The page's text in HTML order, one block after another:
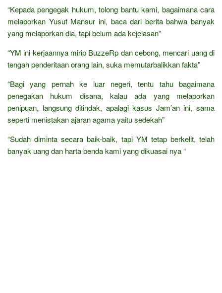
“Kepada pengegak hukum, tolong bantu kami, bagaimana cara
melaporkan Yusuf Mansur ini, baca dari berita bahwa banyak
yang melaporkan dia, tapi belum ada kejelasan”
“YM ini kerjaannya mirip BuzzeRp dan cebong, mencari uang di
tengah penderitaan orang lain, suka memutarbalikkan fakta”
“Bagi yang pernah ke luar negeri, tentu tahu bagaimana
penegakan hukum disana, kalau ada yang melaporkan
penipuan, langsung ditindak, apalagi kasus Jam’an ini, sama
seperti menistakan ajaran agama yaitu sedekah”
“Sudah diminta secara baik-baik, tapi YM tetap berkelit, telah
banyak uang dan harta benda kami yang dikuasai nya “